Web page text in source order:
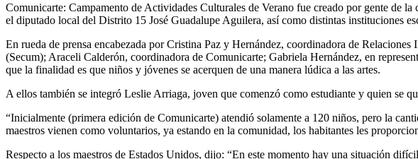
Comunicarte: Campamento de Actividades Culturales de Verano fue creado por gente de
el diputado local del Distrito 15 José Guadalupe Aguilera, así como distintas instituciones
En rueda de prensa encabezada por Cristina Paz y Hernández, coordinadora de
(Secum); Araceli Calderón, coordinadora de Comunicarte; Gabriela Hernández, en
que la finalidad es que niños y jóvenes se acerquen de una manera lúdica a las artes.
A ellos también se integró Leslie Arriaga, joven que comenzó como estudiante y quien se
“Inicialmente (primera edición de Comunicarte) atendió solamente a 120 niños, pero la
maestros vienen como voluntarios, ya estando en la comunidad, los habitantes les
Respecto a los maestros de Estados Unidos, dijo: “En este momento hay una situación